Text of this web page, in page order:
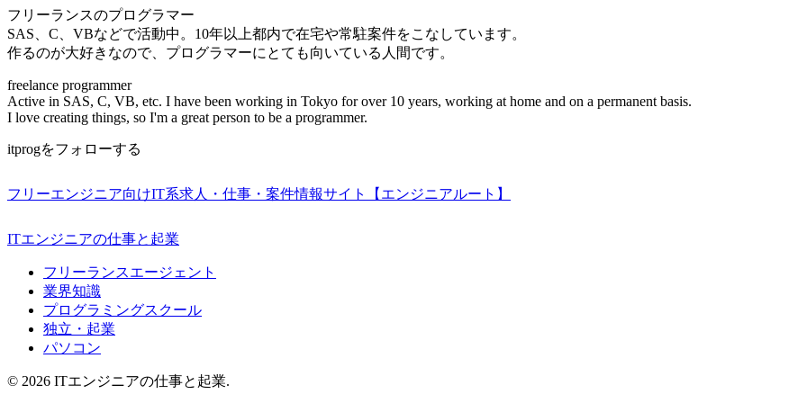
フリーランスのプログラマー
SAS、C、VBなどで活動中。10年以上都内で在宅や常駐案件をこなしています。
作るのが大好きなので、プログラマーにとても向いている人間です。
freelance programmer
Active in SAS, C, VB, etc. I have been working in Tokyo for over 10 years, working at home and on a permanent basis.
I love creating things, so I'm a great person to be a programmer.
itprogをフォローする
フリーエンジニア向けIT系求人・仕事・案件情報サイト【エンジニアルート】
ITエンジニアの仕事と起業
フリーランスエージェント
業界知識
プログラミングスクール
独立・起業
パソコン
© 2026 ITエンジニアの仕事と起業.